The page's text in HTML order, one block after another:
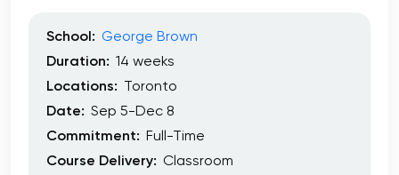
School: George Brown
Duration: 14 weeks
Locations: Toronto
Date: Sep 5-Dec 8
Commitment: Full-Time
Course Delivery: Classroom